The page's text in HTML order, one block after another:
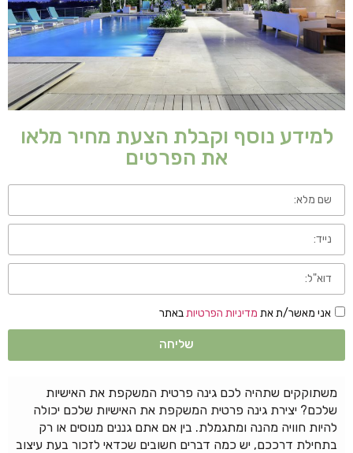
למידע נוסף וקבלת הצעת מחיר מלאו
את הפרטים
אני מאשר/ת את מדיניות הפרטיותבאתר
שליחה
משתוקקים שתהיה לכם גינה פרטית המשקפת את האישיות
שלכם? יצירת גינה פרטית המשקפת את האישיות שלכם יכולה
להיות חוויה מהנה ומתגמלת. בין אם אתם גננים מנוסים או רק
בתחילת דרככם, יש כמה דברים חשובים שכדאי לזכור בעת עיצוב